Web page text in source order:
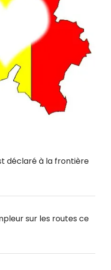
déclaré à la frontière
sur les routes ce